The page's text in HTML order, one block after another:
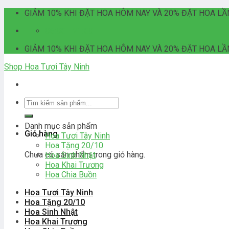
Skip
content
GIẢM 10% KHI ĐẶT HOA HÔM NAY VÀ 20% ĐẶT HOA
GIẢM 10% KHI ĐẶT HOA HÔM NAY VÀ 20% ĐẶT HOA
Shop Hoa Tươi Tây Ninh
Tìm
kiếm:
Giỏ hàng
Chưa có sản phẩm trong giỏ hàng.
Danh mục sản phẩm
Hoa Tươi Tây Ninh
Hoa Tặng 20/10
Hoa Sinh Nhật
Hoa Khai Trương
Hoa Chia Buồn
Hoa Tươi Tây Ninh
Hoa Tặng 20/10
Hoa Sinh Nhật
Hoa Khai Trương